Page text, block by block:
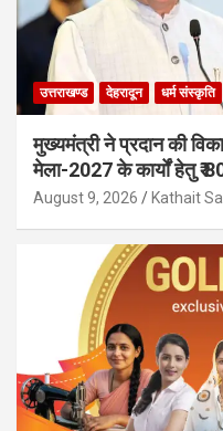
उत्तराखण्ड देहरादून धर्म संस्कृति
मुख्यमंत्री ने प्रदान की
मेला-2027 के कार्यों हेतु ₹
August 9, 2026 Kathait